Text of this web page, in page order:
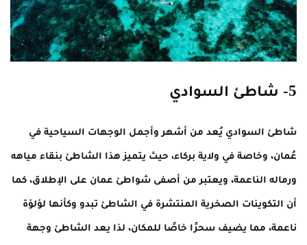
5- شاطئ السوادي
شاطئ السوادي يُعد من أشهر وأجمل الوجهات السياحية في
عُمان، وخاصة في ولاية بركاء، حيث يتميز هذا الشاطئ بنقاء مياهه
ورماله الناعمة، ويعتبر من أصفى شواطئ عمان على الإطلاق، كما
أن التكوينات الصخرية المنتشرة في الشاطئ تبدو وكأنها لؤلؤة
ناعمة، مما يضيف سحرًا خاصًا للمكان، لذا يعد الشاطئ وجهة